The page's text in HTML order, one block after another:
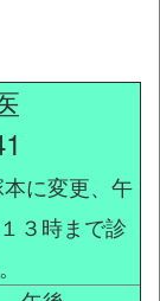
に変更、午
３時まで診